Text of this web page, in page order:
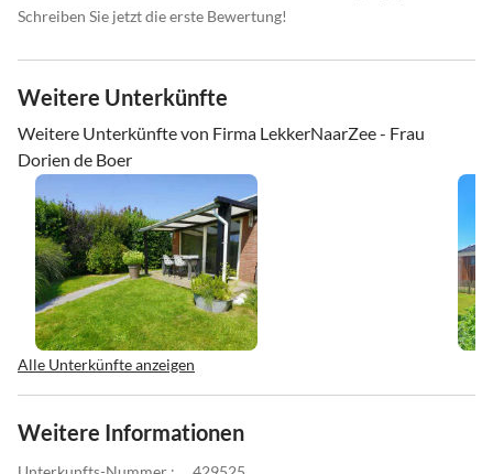
Schreiben Sie jetzt die erste Bewertung!
Weitere Unterkünfte
Weitere Unterkünfte von Firma LekkerNaarZee - Frau
Dorien de Boer
Alle Unterkünfte anzeigen
Weitere Informationen